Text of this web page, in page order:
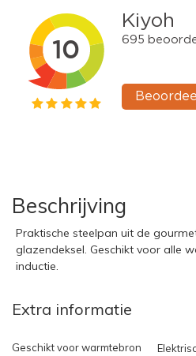
Beschrijving
Praktische steelpan uit de
glazendeksel. Geschikt voor alle
inductie.
Extra informatie
Geschikt voor warmtebron